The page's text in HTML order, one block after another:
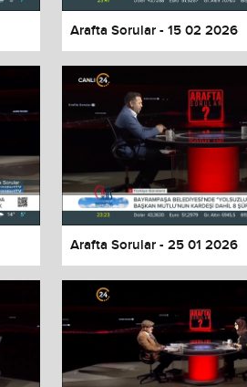
Arafta Sorular - 15 02 2026
Arafta Sorular - 25 01 2026